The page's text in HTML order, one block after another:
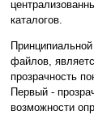
каталогов.
файлов,
прозрачность
Первый -
возможности